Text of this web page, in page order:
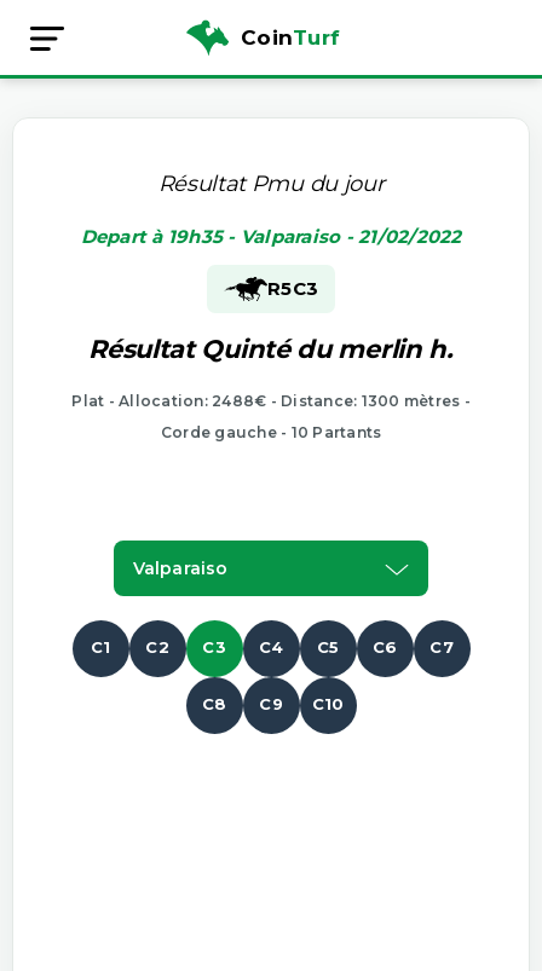
CoinTurf
Résultat Pmu du jour
Depart à 19h35 - Valparaiso - 21/02/2022
R5C3
Résultat Quinté du merlin h.
Plat - Allocation: 2488€ - Distance: 1300 mètres -
Corde gauche - 10 Partants
Valparaiso
C1 C2 C3 C4 C5 C6 C7
C8 C9 C10